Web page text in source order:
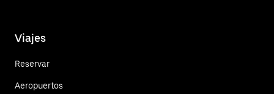
Viajes
Reservar
Aeropuertos